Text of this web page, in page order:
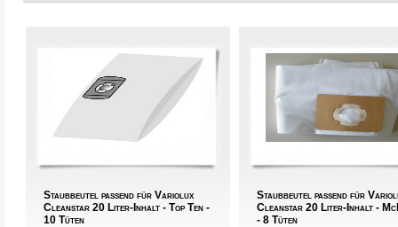
Staubbeutel passend für Variolux
Cleanstar 20 Liter-Inhalt - Top Ten -
10 Tüten
Staubbeutel passend für
Cleanstar 20 Liter-Inhalt -
- 8 Tüten